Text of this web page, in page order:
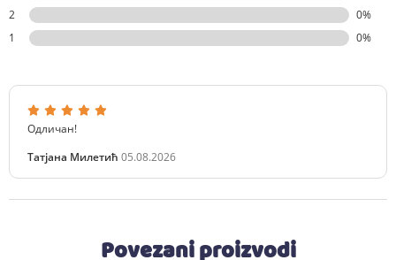
2
0%
1
0%
Одличан!
Татјана Милетић 05.08.2026
Povezani proizvodi